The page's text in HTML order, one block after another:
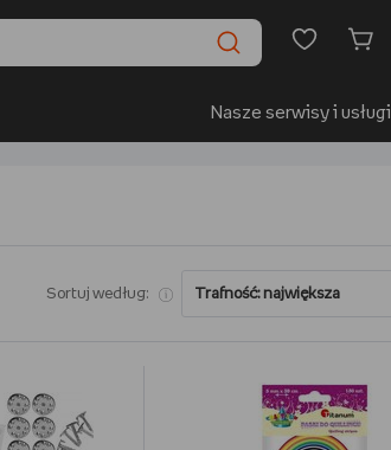
Nasze serwisy i usługi
Sortuj według: